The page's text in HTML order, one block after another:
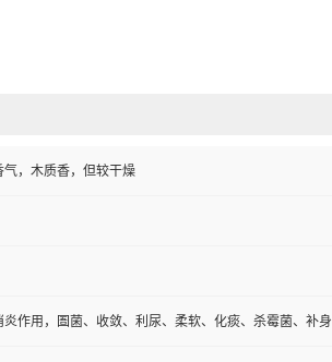
，木质香，但较干燥
作用，圄菌、收敛、利尿、柔软、化痰、杀霉菌、补身